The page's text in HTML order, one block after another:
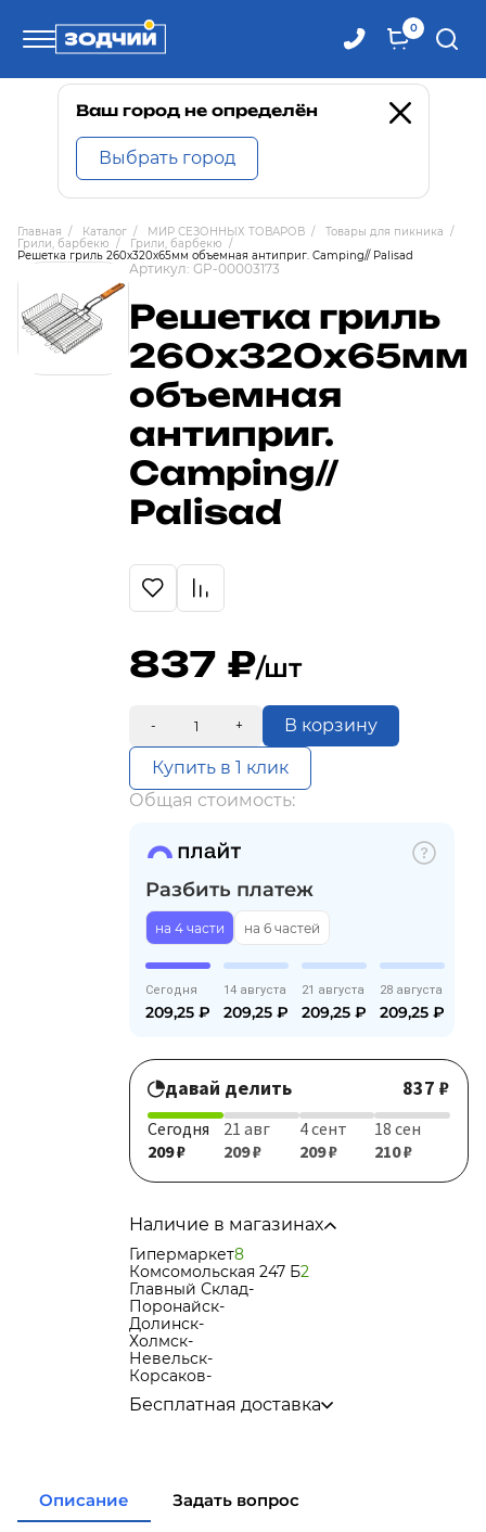
0
Телефоны
8 800 100-71-71
8 (4242) 30-00-27
8 (4242) 30-00-72
Ваш город не определён
Выбрать город
Главная / Каталог / МИР СЕЗОННЫХ ТОВАРОВ / Товары для пикника /
Грили, барбекю / Грили, барбекю /
Решетка гриль 260х320х65мм объемная антиприг. Camping// Palisad
Артикул: GP-00003173
Решетка гриль
260х320х65мм
объемная
антиприг.
Camping//
Palisad
837 /шт
- + В корзину
Купить в 1 клик
Общая стоимость:
Разбить платеж
на 4 части на 6 частей
Сегодня
209,25 ₽
14 августа
209,25 ₽
21 августа
209,25 ₽
28 августа
209,25 ₽
давай делить 837 ₽
Сегодня
209 ₽
21 авг
209 ₽
4 сент
209 ₽
18 сен
210 ₽
Наличие в магазинах
Гипермаркет8
Комсомольская 247 Б2
Главный Склад-
Поронайск-
Долинск-
Холмск-
Невельск-
Корсаков-
Бесплатная доставка
от 35 000р
в город Поронайск при покупке
Описание Задать вопрос